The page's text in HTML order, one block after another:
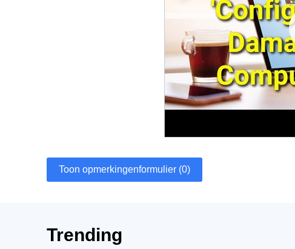
Toon opmerkingenformulier (0)
Trending